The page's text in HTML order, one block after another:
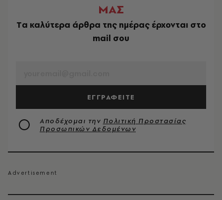
ΜΑΣ
Tα καλύτερα άρθρα της ημέρας έρχονται στο
mail σου
ΕΓΓΡΑΦΕΙΤΕ
Αποδέχομαι την Πολιτική Προστασίας
Προσωπικών Δεδομένων